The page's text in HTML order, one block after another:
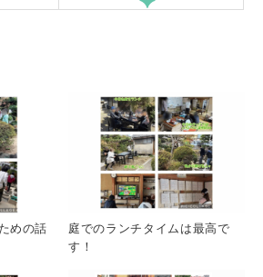
めの話
庭でのランチタイムは最高で
す！